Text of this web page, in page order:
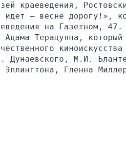
краеведения,
идет – весне дорогу!»,
на Газетном, 47.
Терацуяна, который
Дунаевского, М.И.
Гленна